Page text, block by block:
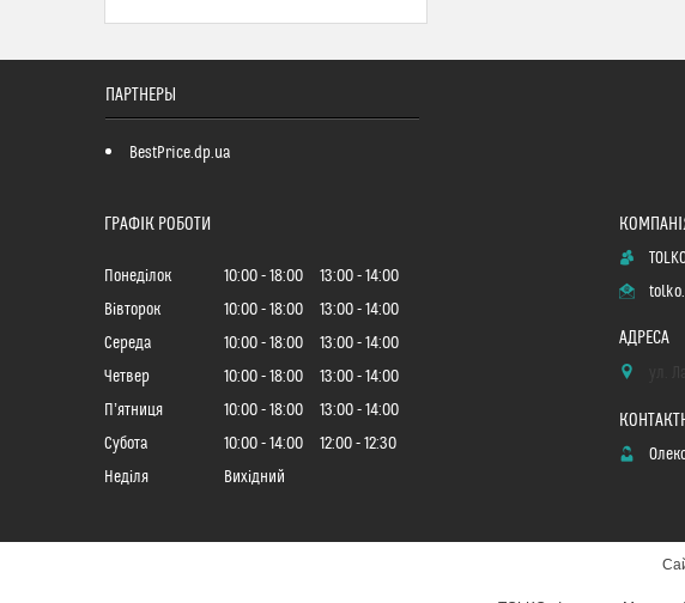
ПАРТНЕРЫ
BestPrice.dp.ua
ГРАФІК РОБОТИ
Понеділок 10:00 18:00 13:00
14:00
Вівторок
10:00 18:00 13:00
14:00
Середа
10:00 18:00 13:00
14:00
Четвер
10:00 18:00 13:00
14:00
Пʼятниця
10:00 18:00 13:00
14:00
Субота
10:00 14:00 12:00
12:30
Неділя
Вихідний